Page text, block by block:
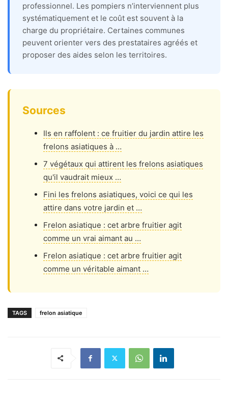
professionnel. Les pompiers n’interviennent plus
systématiquement et le coût est souvent à la
charge du propriétaire. Certaines communes
peuvent orienter vers des prestataires agréés et
proposer des aides selon les territoires.
Sources
Ils en raffolent : ce fruitier du jardin attire les
frelons asiatiques à …
7 végétaux qui attirent les frelons asiatiques
qu'il vaudrait mieux …
Fini les frelons asiatiques, voici ce qui les
attire dans votre jardin et …
Frelon asiatique : cet arbre fruitier agit
comme un vrai aimant au …
Frelon asiatique : cet arbre fruitier agit
comme un véritable aimant …
TAGS frelon asiatique